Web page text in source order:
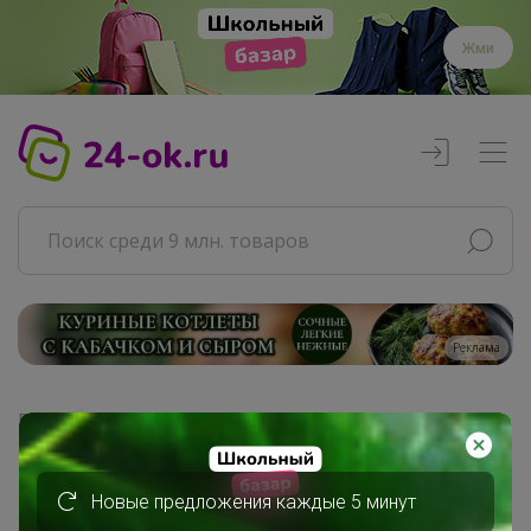
Жми
Реклама
Главная
Совместные покупки
АРХИВ СП
ВЗРОСЛЫЕ СП
Новые предложения каждые 5 минут